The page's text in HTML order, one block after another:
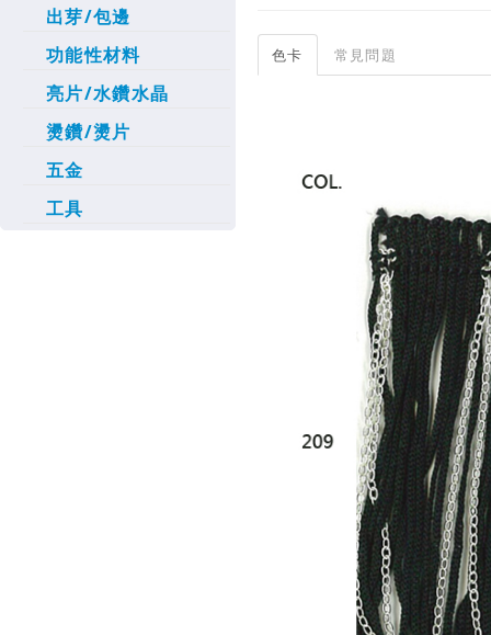
出芽/包邊
功能性材料
亮片/水鑽水晶
燙鑽/燙片
五金
工具
色卡 常見問題